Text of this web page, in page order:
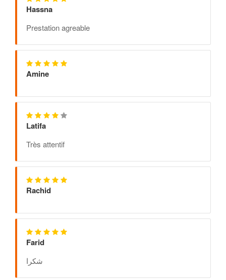
Hassna
Prestation agreable
Amine
Latifa
Très attentif
Rachid
Farid
شكرا